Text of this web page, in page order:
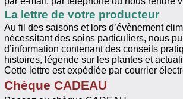
La lettre de votre producteur
Au fil des saisons et lors d’évènement
nécessitant des soins particuliers, nous
d’information contenant des conseils
histoires, légende sur les plantes et
Cette lettre est expédiée par courrier
Chèque CADEAU